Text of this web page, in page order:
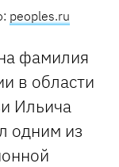
peoples.ru
фамилия
в области
Ильича
одним из